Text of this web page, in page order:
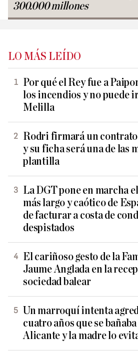
300.000 millones
LO MÁS LEÍDO
Por qué el Rey fue a
los incendios y no puede
Melilla
Rodri firmará un
y su ficha será una de las
plantilla
La DGT pone en marcha
más largo y caótico de
de facturar a costa de
despistados
El cariñoso gesto de la
Jaume Anglada en la
sociedad balear
Un marroquí intenta
cuatro años que se
Alicante y la madre lo